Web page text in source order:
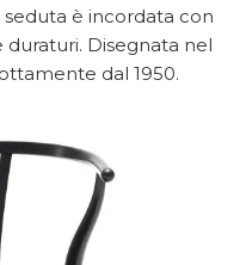
è incordata con
Disegnata nel
dal 1950.